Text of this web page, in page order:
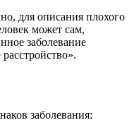
для описания плохого
может сам,
заболевание
заболевания: